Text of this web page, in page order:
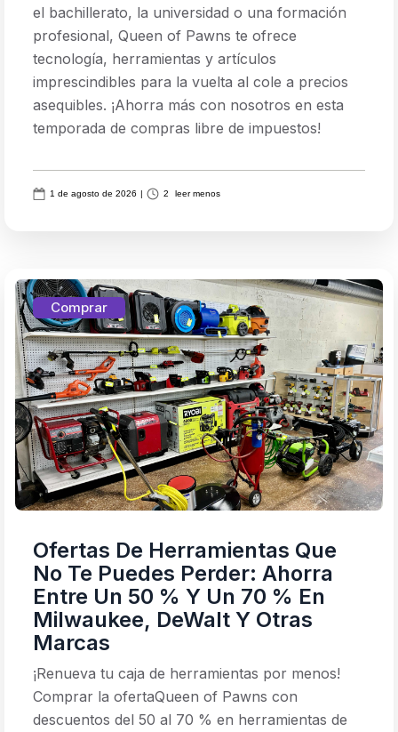
el bachillerato, la universidad o una formación
profesional, Queen of Pawns te ofrece
tecnología, herramientas y artículos
imprescindibles para la vuelta al cole a precios
asequibles. ¡Ahorra más con nosotros en esta
temporada de compras libre de impuestos!
1 de agosto de 2026 | 2 leer menos
Comprar
Ofertas De Herramientas Que
No Te Puedes Perder: Ahorra
Entre Un 50 % Y Un 70 % En
Milwaukee, DeWalt Y Otras
Marcas
¡Renueva tu caja de herramientas por menos!
Comprar la ofertaQueen of Pawns con
descuentos del 50 al 70 % en herramientas de